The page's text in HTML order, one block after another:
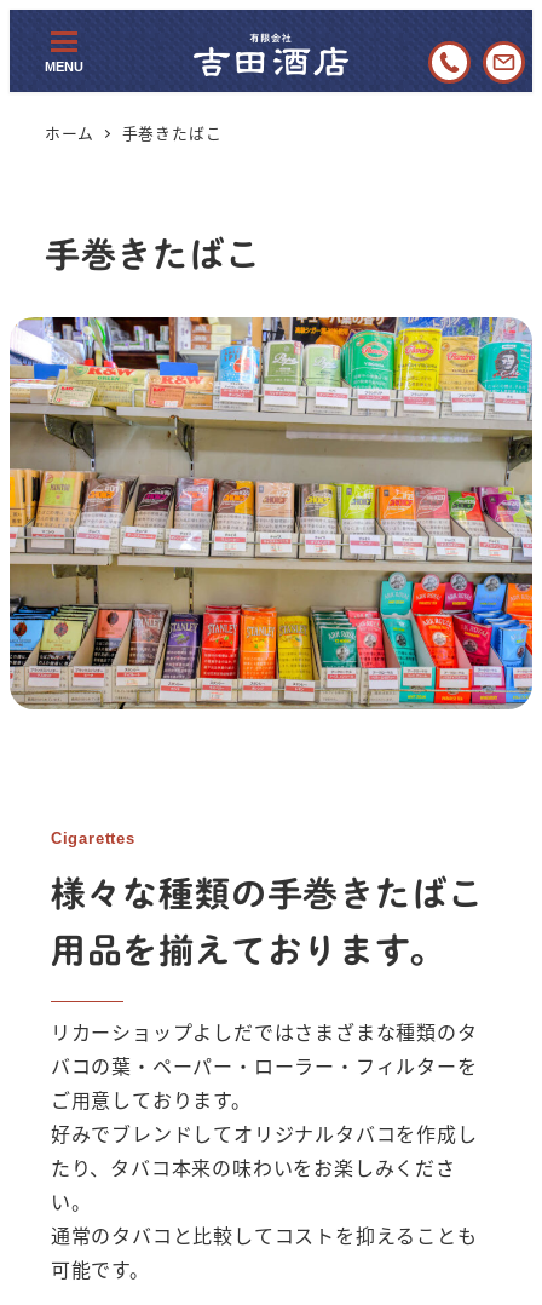
ン
移
動
MENU
お問
ホーム 手巻きたばこ
手巻きたばこ
Cigarettes
様々な種類の手巻きたばこ
用品を揃えております。
リカーショップよしだではさまざまな種類のタ
バコの葉・ペーパー・ローラー・フィルターを
ご用意しております。
好みでブレンドしてオリジナルタバコを作成し
たり、タバコ本来の味わいをお楽しみくださ
い。
通常のタバコと比較してコストを抑えることも
可能です。